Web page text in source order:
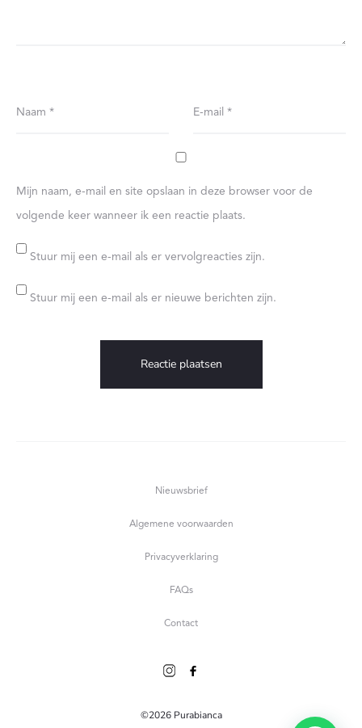
Naam * E-mail *
Mijn naam, e-mail en site opslaan in deze browser voor de
volgende keer wanneer ik een reactie plaats.
Stuur mij een e-mail als er vervolgreacties zijn.
Stuur mij een e-mail als er nieuwe berichten zijn.
Nieuwsbrief
Algemene voorwaarden
Privacyverklaring
FAQs
Contact
©2026 Purabianca